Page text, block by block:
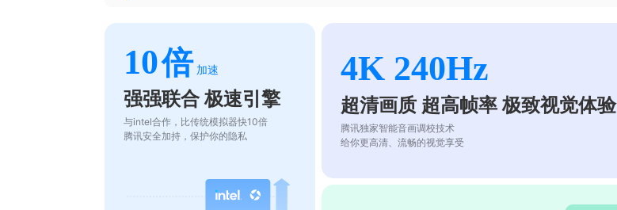
10倍 加速
强强联合 极速引擎
与intel合作，比传统模拟器快10倍
腾讯安全加持，保护你的隐私
4K 240Hz
超清画质 超高帧率 极致视觉体验
腾讯独家智能音画调校技术
给你更高清、流畅的视觉享受